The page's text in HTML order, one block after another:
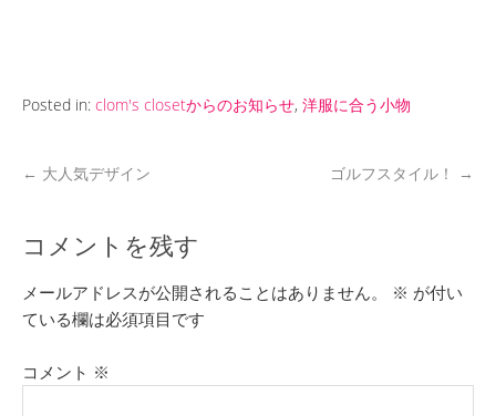
Posted in: clom's closetからのお知らせ, 洋服に合う小物
← 大人気デザイン ゴルフスタイル！ →
コメントを残す
メールアドレスが公開されることはありません。 ※ が付い
ている欄は必須項目です
コメント ※